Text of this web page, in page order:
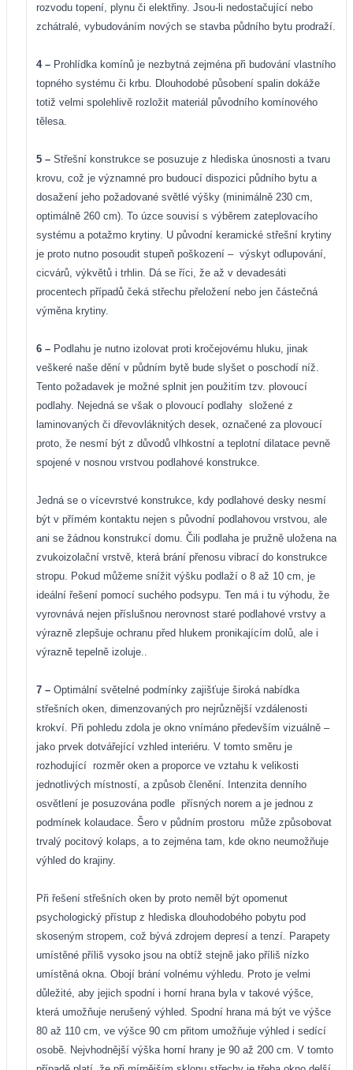
rozvodu topení, plynu či elektřiny. Jsou-li nedostačující nebo
zchátralé, vybudováním nových se stavba půdního bytu prodraží.
4 – Prohlídka komínů je nezbytná zejména při budování vlastního
topného systému či krbu. Dlouhodobé působení spalin dokáže
totiž velmi spolehlivě rozložit materiál původního komínového
tělesa.
5 – Střešní konstrukce se posuzuje z hlediska únosnosti a tvaru
krovu, což je významné pro budoucí dispozici půdního bytu a
dosažení jeho požadované světlé výšky (minimálně 230 cm,
optimálně 260 cm). To úzce souvisí s výběrem zateplovacího
systému a potažmo krytiny. U původní keramické střešní krytiny
je proto nutno posoudit stupeň poškození – výskyt odlupování,
cicvárů, výkvětů i trhlin. Dá se říci, že až v devadesáti
procentech případů čeká střechu přeložení nebo jen částečná
výměna krytiny.
6 – Podlahu je nutno izolovat proti kročejovému hluku, jinak
veškeré naše dění v půdním bytě bude slyšet o poschodí níž.
Tento požadavek je možné splnit jen použitím tzv. plovoucí
podlahy. Nejedná se však o plovoucí podlahy složené z
laminovaných či dřevovláknitých desek, označené za plovoucí
proto, že nesmí být z důvodů vlhkostní a teplotní dilatace pevně
spojené v nosnou vrstvou podlahové konstrukce.
Jedná se o vícevrstvé konstrukce, kdy podlahové desky nesmí
být v přímém kontaktu nejen s původní podlahovou vrstvou, ale
ani se žádnou konstrukcí domu. Čili podlaha je pružně uložena na
zvukoizolační vrstvě, která brání přenosu vibrací do konstrukce
stropu. Pokud můžeme snížit výšku podlaží o 8 až 10 cm, je
ideální řešení pomocí suchého podsypu. Ten má i tu výhodu, že
vyrovnává nejen příslušnou nerovnost staré podlahové vrstvy a
výrazně zlepšuje ochranu před hlukem pronikajícím dolů, ale i
výrazně tepelně izoluje..
7 – Optimální světelné podmínky zajišťuje široká nabídka
střešních oken, dimenzovaných pro nejrůznější vzdálenosti
krokví. Při pohledu zdola je okno vnímáno především vizuálně –
jako prvek dotvářející vzhled interiéru. V tomto směru je
rozhodující rozměr oken a proporce ve vztahu k velikosti
jednotlivých místností, a způsob členění. Intenzita denního
osvětlení je posuzována podle přísných norem a je jednou z
podmínek kolaudace. Šero v půdním prostoru může způsobovat
trvalý pocitový kolaps, a to zejména tam, kde okno neumožňuje
výhled do krajiny.
Při řešení střešních oken by proto neměl být opomenut
psychologický přístup z hlediska dlouhodobého pobytu pod
skoseným stropem, což bývá zdrojem depresí a tenzí. Parapety
umístěné příliš vysoko jsou na obtíž stejně jako příliš nízko
umístěná okna. Obojí brání volnému výhledu. Proto je velmi
důležité, aby jejich spodní i horní hrana byla v takové výšce,
která umožňuje nerušený výhled. Spodní hrana má být ve výšce
80 až 110 cm, ve výšce 90 cm přitom umožňuje výhled i sedící
osobě. Nejvhodnější výška horní hrany je 90 až 200 cm. V tomto